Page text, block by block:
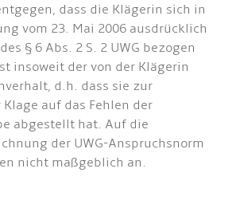
dass die Klägerin sich in
vom 23. Mai 2006 ausdrücklich
§ 6 Abs. 2 S. 2 UWG bezogen
insoweit der von der Klägerin
d.h. dass sie zur
auf das Fehlen der
abgestellt hat. Auf die
der UWG-Anspruchsnorm
nicht maßgeblich an.